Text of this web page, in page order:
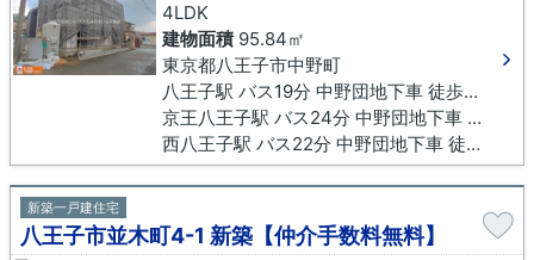
4LDK
建物面積95.84㎡
東京都八王子市中野町
八王子駅 バス19分 中野団地下車 徒歩7分
京王八王子駅 バス24分 中野団地下車 徒歩7分
西八王子駅 バス22分 中野団地下車 徒歩7分
新築一戸建住宅
八王子市並木町4-1 新築【仲介手数料無料】